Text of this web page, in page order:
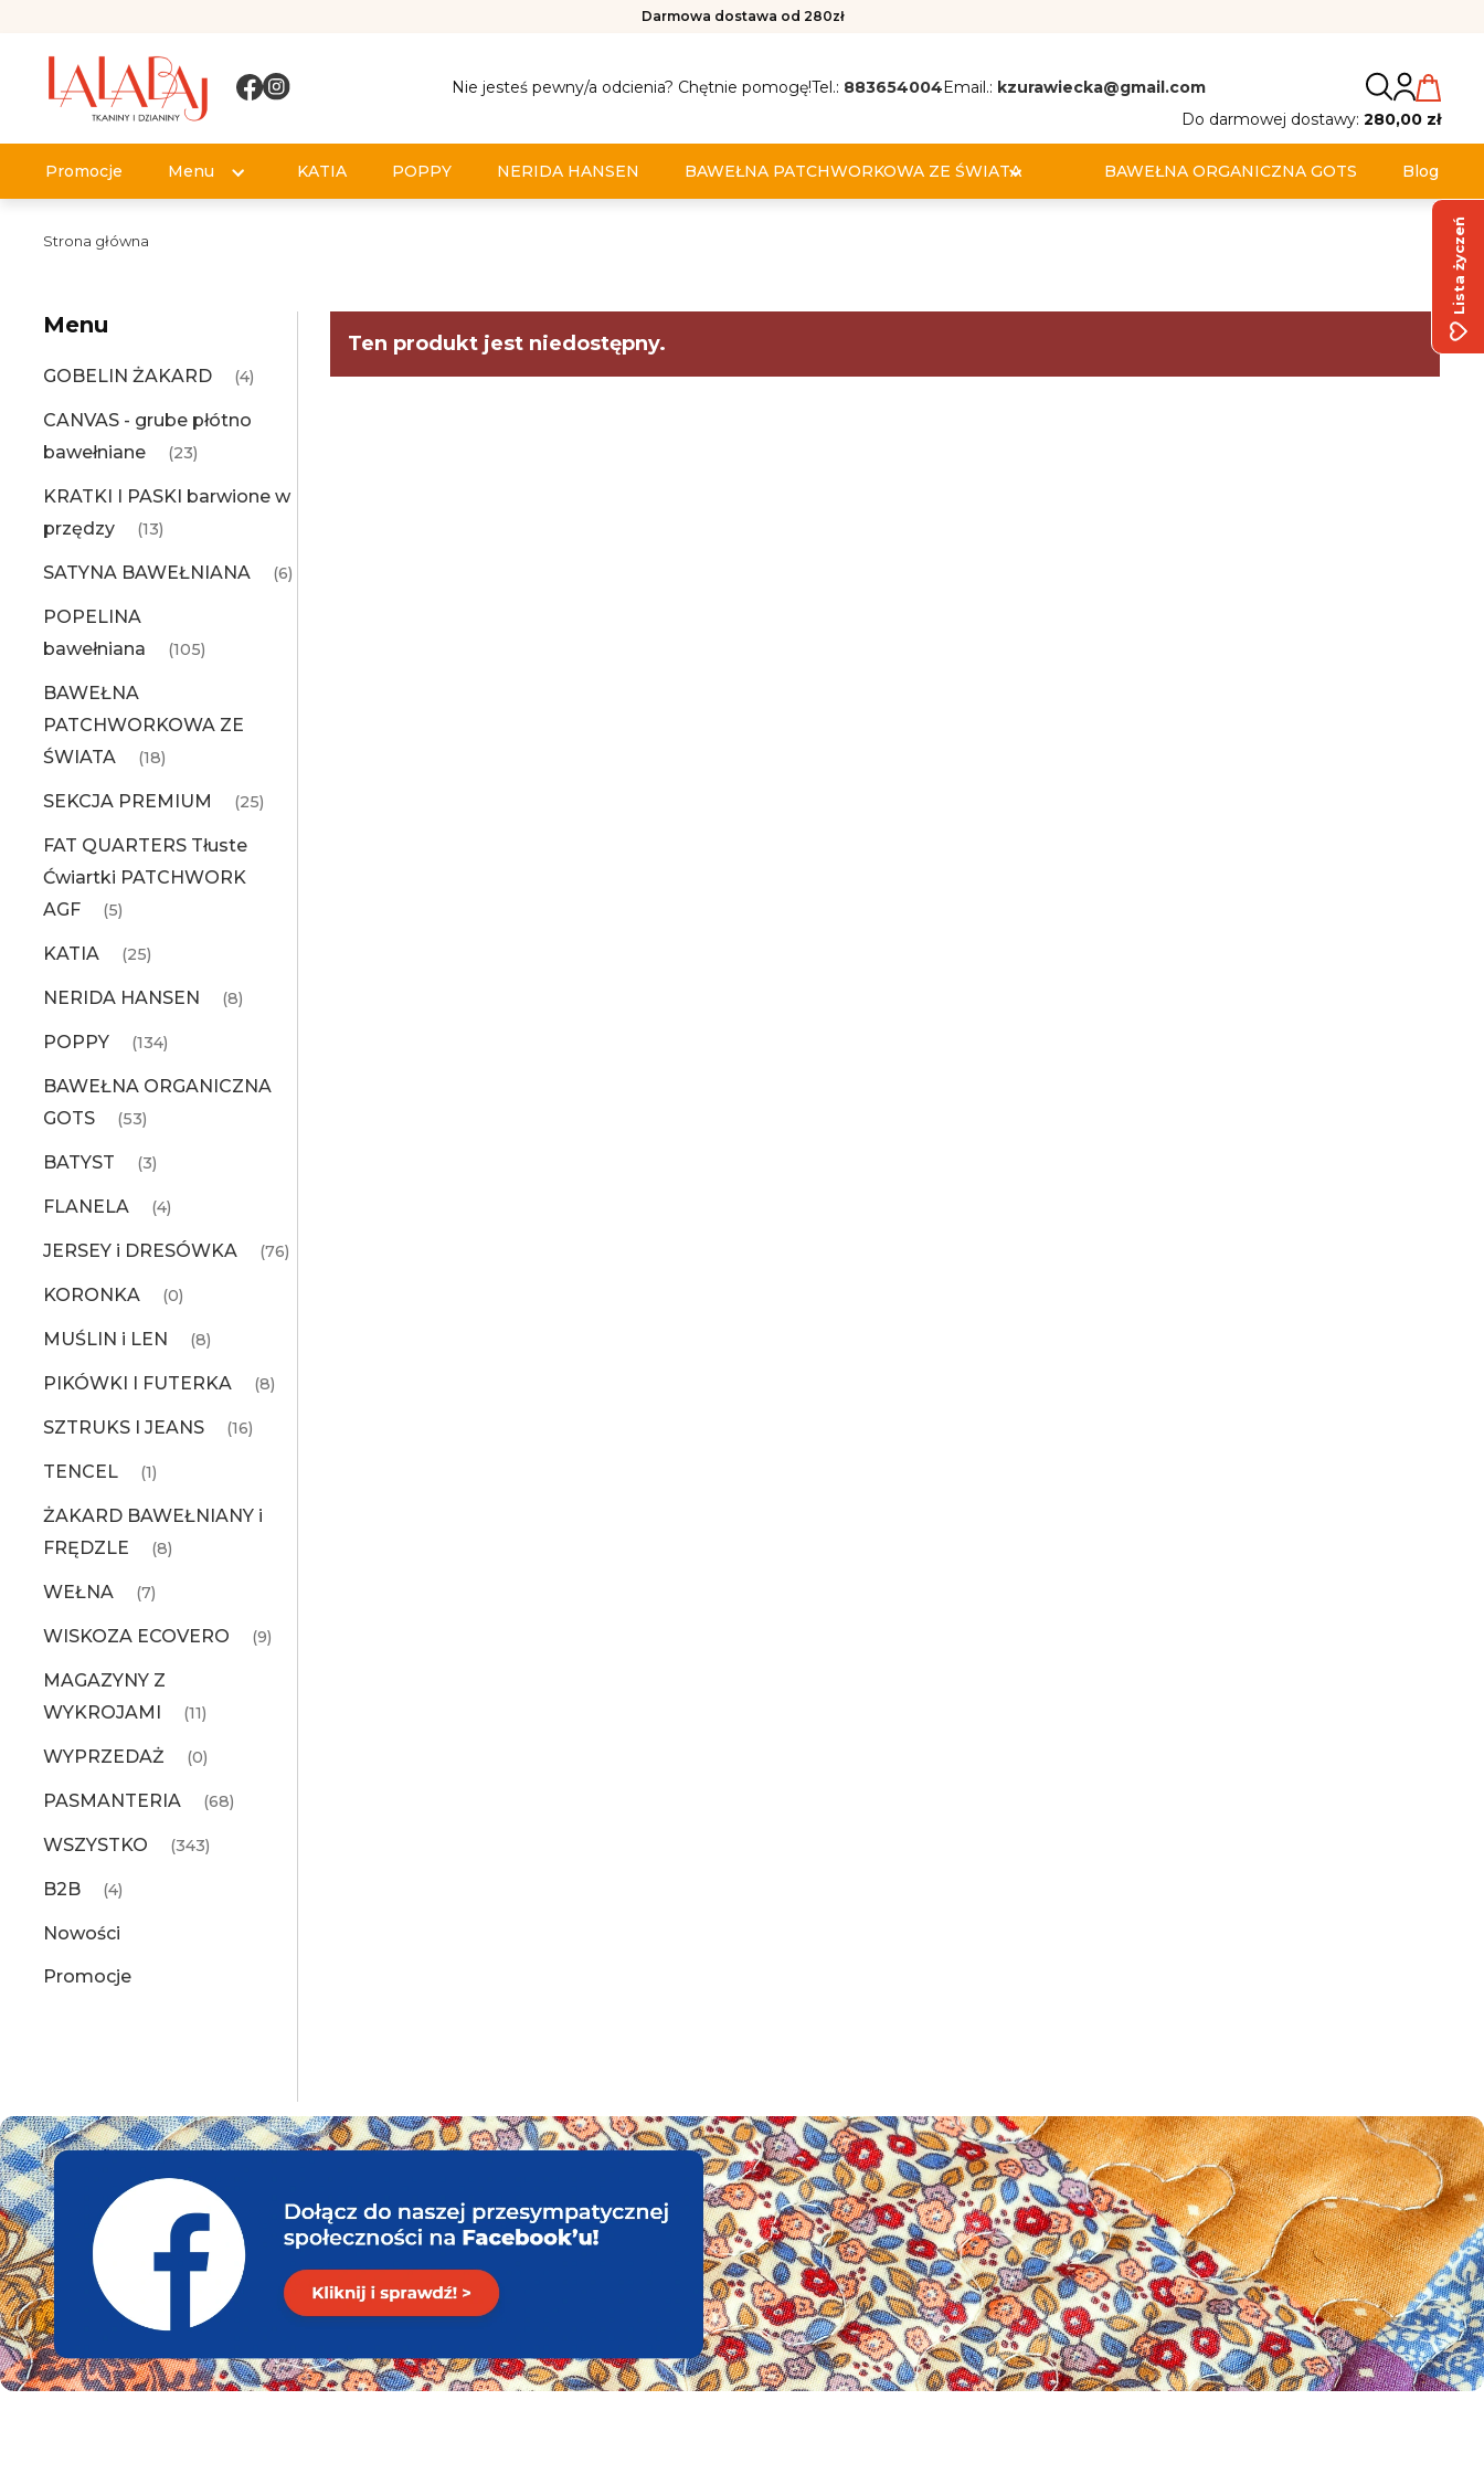
Darmowa dostawa od 280zł
Nie jesteś pewny/a odcienia? Chętnie pomogę!Tel.: 883654004Email.: kzurawiecka@gmail.com
Do darmowej dostawy: 280,00 zł
Promocje Menu KATIA POPPY NERIDA HANSEN BAWEŁNA PATCHWORKOWA ZE ŚWIATA BAWEŁNA ORGANICZNA GOTS Blog
Strona główna
Menu
GOBELIN ŻAKARD (4)
CANVAS - grube płótno
bawełniane
(23)
KRATKI I PASKI barwione w
przędzy
(13)
SATYNA BAWEŁNIANA (6)
POPELINA
bawełniana
(105)
BAWEŁNA
PATCHWORKOWA ZE
ŚWIATA
(18)
SEKCJA PREMIUM (25)
FAT QUARTERS Tłuste
Ćwiartki PATCHWORK
AGF
(5)
KATIA (25)
NERIDA HANSEN (8)
POPPY (134)
BAWEŁNA ORGANICZNA
GOTS
(53)
BATYST (3)
FLANELA (4)
JERSEY i DRESÓWKA (76)
KORONKA (0)
MUŚLIN i LEN (8)
PIKÓWKI I FUTERKA (8)
SZTRUKS I JEANS (16)
TENCEL (1)
ŻAKARD BAWEŁNIANY i
FRĘDZLE
(8)
WEŁNA (7)
WISKOZA ECOVERO (9)
MAGAZYNY Z
WYKROJAMI
(11)
WYPRZEDAŻ (0)
PASMANTERIA (68)
WSZYSTKO (343)
B2B (4)
Nowości
Promocje
Ten produkt jest niedostępny.
Lista życzeń